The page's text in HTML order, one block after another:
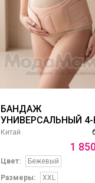
БАНДАЖ
УНИВЕРСАЛЬНЫЙ 4-
Китай
1
Цвет:
Бежевый
Размеры:
XXL